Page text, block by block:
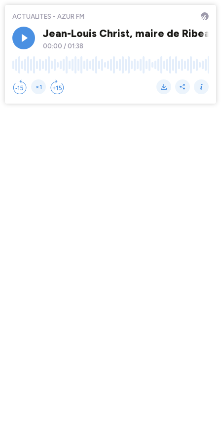
ACTUALITES - AZUR FM
Jean-Louis Christ, maire de
00:00 / 01:38
×1